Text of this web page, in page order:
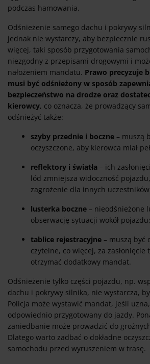
podczas hamowania.
Odśnieżenie samego dachu i pokrywy
jednak nie wystarczy, aby bezpiecznie
więcej, taki sposób przygotowania
niezgodny z przepisami drogowymi i
nałożeniem mandatu. Prawo precyzuje
musi być odśnieżony w sposób
bezpieczeństwo na drodze oraz
kierowcy, co oznacza, że prowadzący
odśnieżyć także:
szyby przednie i boczne – muszą
oczyszczone, aby kierowca miał
reflektory i światła – ich
lód zmniejsza widoczność
zagrożenie dla innych
lusterka boczne – nieodśnieżone
obserwację sytuacji wokół pojazdu;
tablice rejestracyjne – muszą być
czytelne, co więcej, za zasłonięcie
otrzymać dodatkowy mandat.
Odśnieżenie tylko części pojazdu, np.
dachu i pokrywy silnika, nie wystarcza,
Policja może wystawić mandat, jeśli
odpowiednio przygotowany do jazdy.
zaniedbanie może prowadzić do
Dlatego warto zadbać o dokładne
samochodu przed wyruszeniem w trasę.